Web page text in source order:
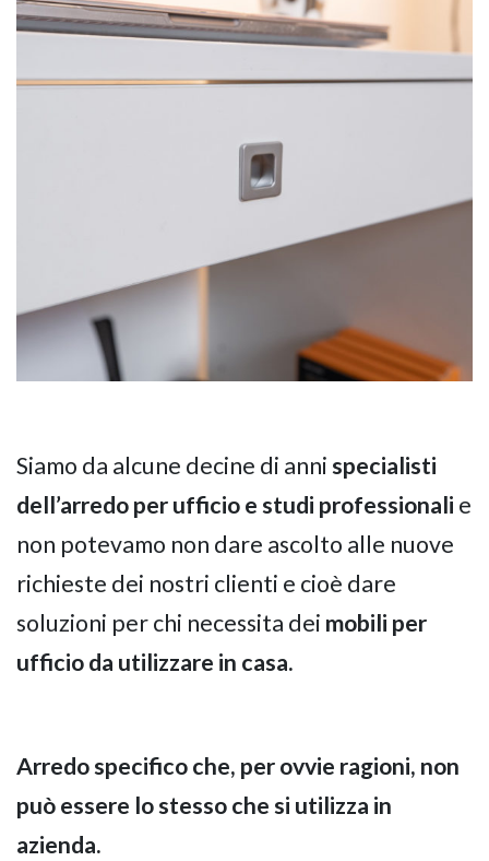
Siamo da alcune decine di annispecialisti
dell’arredo per ufficio e studi professionali e
non potevamo non dare ascolto alle nuove
richieste dei nostri clienti e cioè dare
soluzioni per chi necessita dei mobili per
ufficio da utilizzare in casa.
Arredo specifico che, per ovvie ragioni, non
può essere lo stesso che si utilizza in
azienda.